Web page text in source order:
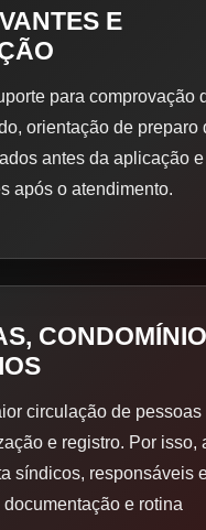
E
para comprovação
orientação de preparo
antes da aplicação e
após o atendimento.
circulação de pessoas
e registro. Por isso,
síndicos, responsáveis
e rotina